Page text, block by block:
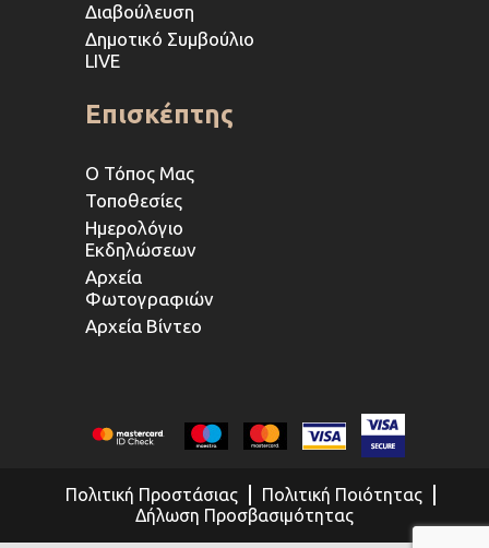
Διαβούλευση
Δημοτικό Συμβούλιο
LIVE
Επισκέπτης
Ο Τόπος Μας
Τοποθεσίες
Ημερολόγιο
Εκδηλώσεων
Αρχεία
Φωτογραφιών
Αρχεία Βίντεο
Πολιτική Προστάσιας
Πολιτική Ποιότητας
Δήλωση Προσβασιμότητας